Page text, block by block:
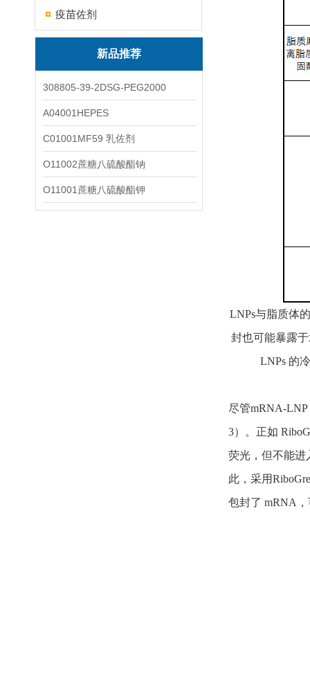
疫苗佐剂
新品推荐
308805-39-2DSG-PEG2000
A04001HEPES
C01001MF59 乳佐剂
O11002蔗糖八硫酸酯钠
O11001蔗糖八硫酸酯钾
LNPs与脂质体
封也可能暴露
LNPs 的
尽管mRNA-
3）。正如
荧光，但不能进
此，采用
包封了 mRNA